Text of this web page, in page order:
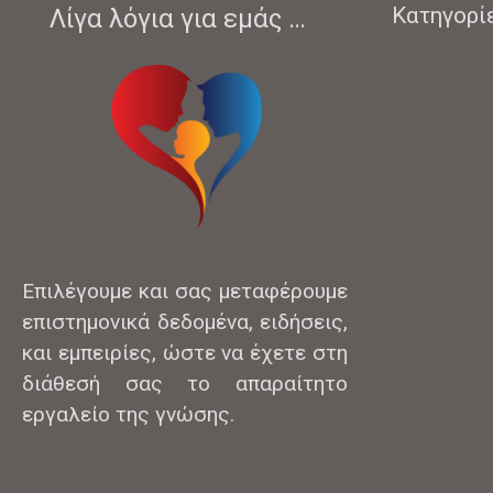
Λίγα λόγια για εμάς …
Επιλέγουμε και σας μεταφέρουμε
επιστημονικά δεδομένα, ειδήσεις,
και εμπειρίες, ώστε να έχετε στη
διάθεσή σας το απαραίτητο
εργαλείο της γνώσης.